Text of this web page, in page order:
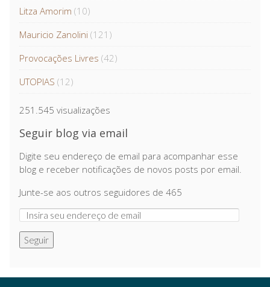
Litza Amorim (10)
Mauricio Zanolini (121)
Provocações Livres (42)
UTOPIAS (12)
251.545 visualizações
Seguir blog via email
Digite seu endereço de email para acompanhar esse
blog e receber notificações de novos posts por email.
Junte-se aos outros seguidores de 465
Seguir